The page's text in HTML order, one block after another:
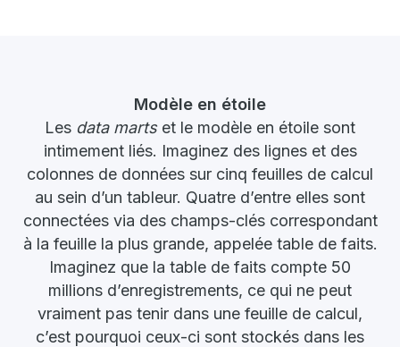
Modèle en étoile
Les data martset le modèle en étoile sont
intimement liés. Imaginez des lignes et des
colonnes de données sur cinq feuilles de calcul
au sein d’un tableur. Quatre d’entre elles sont
connectées via des champs-clés correspondant
à la feuille la plus grande, appelée table de faits.
Imaginez que la table de faits compte 50
millions d’enregistrements, ce qui ne peut
vraiment pas tenir dans une feuille de calcul,
c’est pourquoi ceux-ci sont stockés dans les